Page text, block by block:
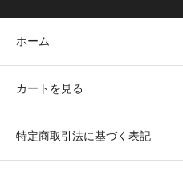
ホーム
カートを見る
特定商取引法に基づく表記